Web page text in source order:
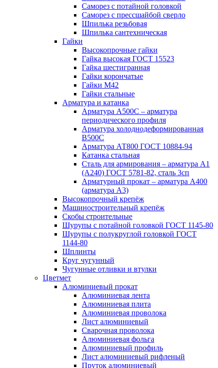
Саморез с потайной головкой
Саморез с прессшайбой сверло
Шпилька резьбовая
Шпилька сантехническая
Гайки
Высокопрочные гайки
Гайка высокая ГОСТ 15523
Гайка шестигранная
Гайки корончатые
Гайки М42
Гайки стальные
Арматура и катанка
Арматура А500С – арматура
периодического профиля
Арматура холоднодеформированная
В500С
Арматура АТ800 ГОСТ 10884-94
Катанка стальная
Сталь для армирования – арматура А1
(А240) ГОСТ 5781-82, сталь 3сп
Арматурный прокат – арматура А400
(арматура А3)
Высокопрочный крепёж
Машиностроительный крепёж
Скобы строительные
Шурупы с потайной головкой ГОСТ 1145-80
Шурупы с полукруглой головкой ГОСТ
1144-80
Шплинты
Круг чугунный
Чугунные отливки и втулки
Цветмет
Алюминиевый прокат
Алюминиевая лента
Алюминиевая плита
Алюминиевая проволока
Лист алюминиевый
Сварочная проволока
Алюминиевая фольга
Алюминиевый профиль
Лист алюминиевый рифленый
Пруток алюминиевый